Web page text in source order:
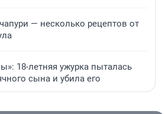
— несколько рецептов от
18-летняя ужурка пыталась
сына и убила его